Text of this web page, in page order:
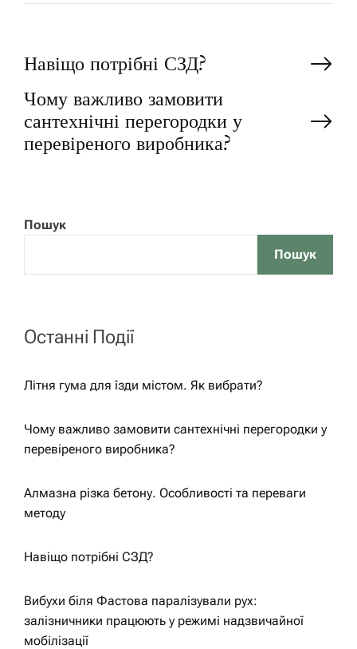
P
o
s
n
a
v
g
a
t
i
o
n
Навіщо потрібні СЗД?
Чому важливо замовити
сантехнічні перегородки у
перевіреного виробника?
Пошук
Пошук
Останні Події
Літня гума для їзди містом. Як вибрати?
Чому важливо замовити сантехнічні перегородки у
перевіреного виробника?
Алмазна різка бетону. Особливості та переваги
методу
Навіщо потрібні СЗД?
Вибухи біля Фастова паралізували рух:
залізничники працюють у режимі надзвичайної
мобілізації